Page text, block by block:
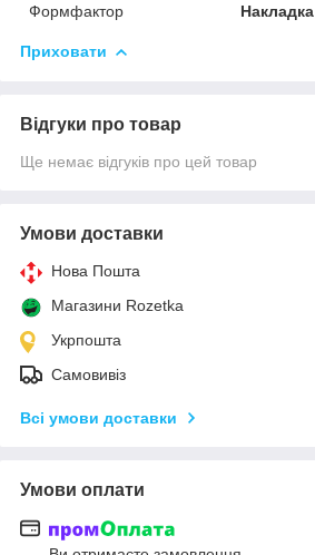
Формфактор
Накладка
Приховати
Відгуки про товар
Ще немає відгуків про цей товар
Умови доставки
Нова Пошта
Магазини Rozetka
Укрпошта
Самовивіз
Всі умови доставки
Умови оплати